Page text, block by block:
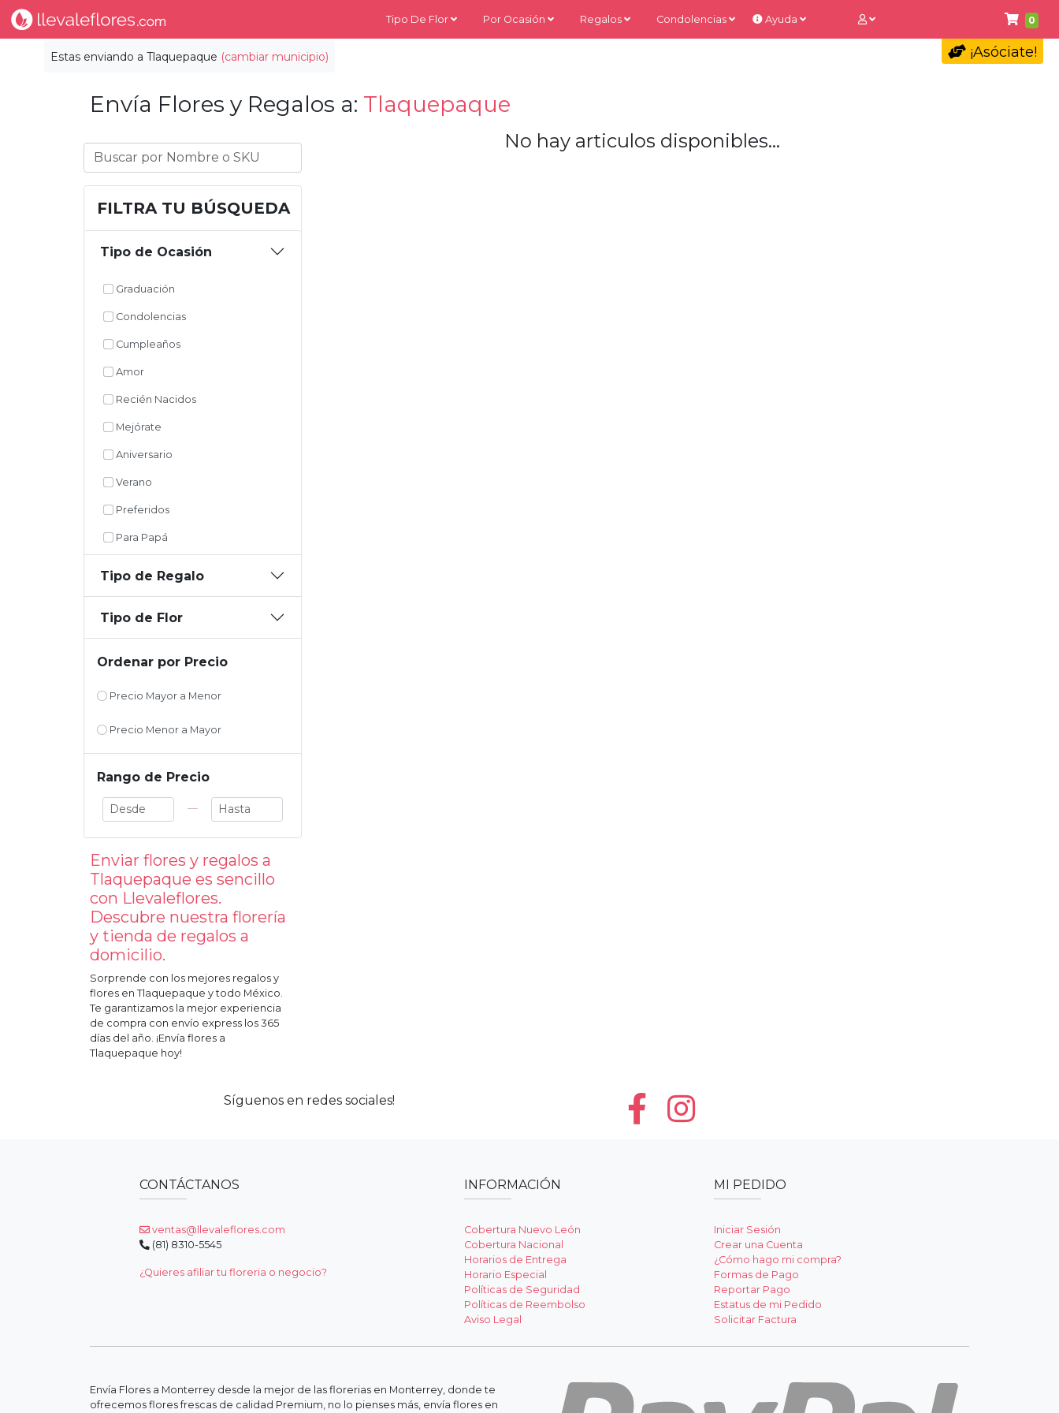
0
Estas enviando a Tlaquepaque (cambiar municipio)
Tipo De Flor Por Ocasión Regalos Condolencias Ayuda
¡Asóciate!
Envía Flores y Regalos a: Tlaquepaque
FILTRA TU BÚSQUEDA
Tipo de Ocasión
Graduación
Condolencias
Cumpleaños
Amor
Recién Nacidos
Mejórate
Aniversario
Verano
Preferidos
Para Papá
Tipo de Regalo
Tipo de Flor
Ordenar por Precio
Precio Mayor a Menor
Precio Menor a Mayor
Rango de Precio
—
Enviar flores y regalos a
Tlaquepaque es sencillo
con Llevaleflores.
Descubre nuestra florería
y tienda de regalos a
domicilio.
Sorprende con los mejores regalos y
flores en Tlaquepaque y todo México.
Te garantizamos la mejor experiencia
de compra con envío express los 365
días del año. ¡Envía flores a
Tlaquepaque hoy!
No hay articulos disponibles...
Síguenos en redes sociales!
CONTÁCTANOS
ventas@llevaleflores.com
(81) 8310-5545
¿Quieres afiliar tu floreria o negocio?
INFORMACIÓN
Cobertura Nuevo León
Cobertura Nacional
Horarios de Entrega
Horario Especial
Políticas de Seguridad
Políticas de Reembolso
Aviso Legal
MI PEDIDO
Iniciar Sesión
Crear una Cuenta
¿Cómo hago mi compra?
Formas de Pago
Reportar Pago
Estatus de mi Pedido
Solicitar Factura
Envía Flores a Monterrey desde la mejor de las florerias en Monterrey, donde te
ofrecemos flores frescas de calidad Premium, no lo pienses más, envía flores en